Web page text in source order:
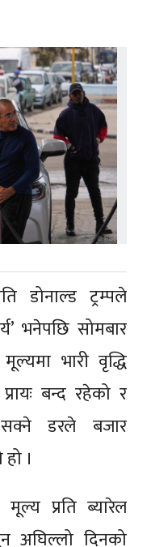
डोनाल्ड ट्रम्पले
भनेपछि सोमबार
भारी वृद्धि
बन्द रहेको र
डरले बजार
।
मूल्य प्रति ब्यारेल
दिनको